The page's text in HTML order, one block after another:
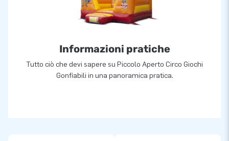
Informazioni pratiche
Tutto ciò che devi sapere su Piccolo Aperto Circo Giochi
Gonfiabili in una panoramica pratica.